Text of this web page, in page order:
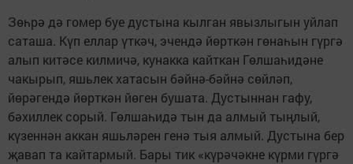
Зөһрә дә гомер буе дустына кылган явызлыгын уйлап
саташа. Күп еллар үткәч, эчендә йөрткән гөнаһын гүргә
алып китәсе килмичә, кунакка кайткан Гөлшаһидәне
чакырып, яшьлек хатасын бәйнә-бәйнә сөйләп,
йөрәгендә йөрткән йөген бушата. Дустыннан гафу,
бәхиллек сорый. Гөлшаһидә тын да алмый тыңлый,
күзеннән аккан яшьләрен генә тыя алмый. Дустына бер
җавап та кайтармый. Бары тик «күрәчәкне күрми гүргә